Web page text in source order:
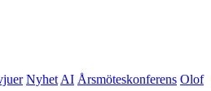
Nyhet AI Årsmöteskonferens Olof